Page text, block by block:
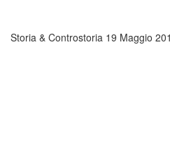
Storia & Controstoria 19 Maggio